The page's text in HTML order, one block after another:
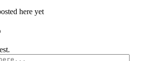
here yet